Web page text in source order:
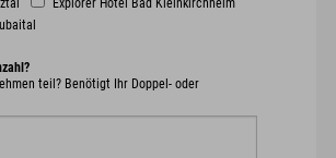
teil? Benötigt Ihr Doppel- oder